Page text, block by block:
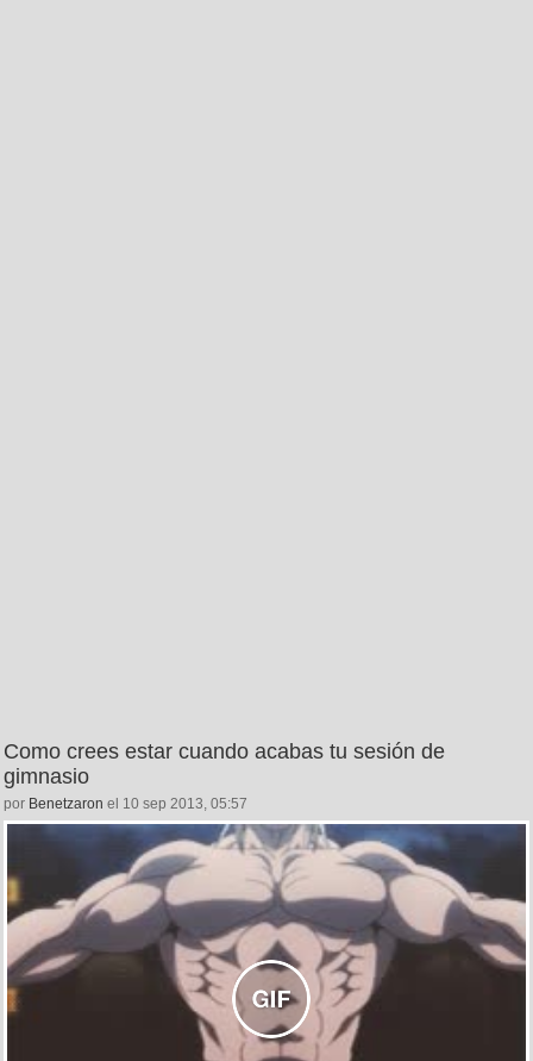
Como crees estar cuando acabas tu sesión de
gimnasio
por Benetzaron el 10 sep 2013, 05:57